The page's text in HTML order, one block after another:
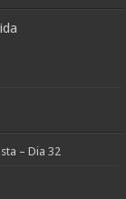
– Dia 32